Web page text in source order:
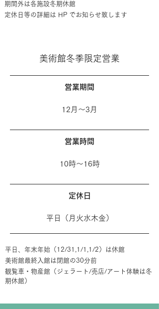
期間外は各施設冬期休館
定休日等の詳細は HP でお知らせ致します
美術館冬季限定営業
営業期間
12月～3月
営業時間
10時～16時
定休日
平日（月火水木金）
平日、年末年始（12/31,1/1,1/2）は休館
美術館最終入館は閉館の30分前
​観覧車・物産館（ジェラート/売店/アート体験は冬
期休館）